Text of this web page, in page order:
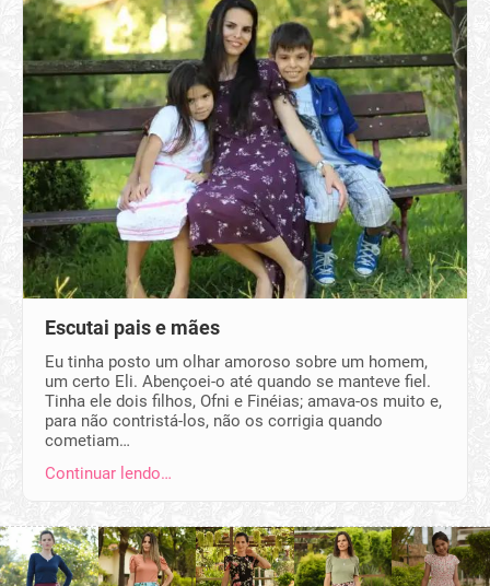
Escutai pais e mães
Eu tinha posto um olhar amoroso sobre um homem,
um certo Eli. Abençoei-o até quando se manteve fiel.
Tinha ele dois filhos, Ofni e Finéias; amava-os muito e,
para não contristá-los, não os corrigia quando
cometiam…
Continuar lendo…